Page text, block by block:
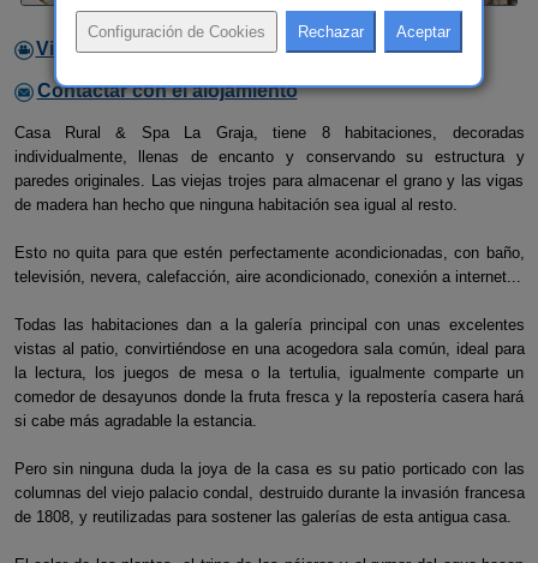
Video
Contactar con el alojamiento
Casa Rural & Spa La Graja, tiene 8 habitaciones, decoradas
individualmente, llenas de encanto y conservando su estructura y
paredes originales. Las viejas trojes para almacenar el grano y las vigas
de madera han hecho que ninguna habitación sea igual al resto.
Esto no quita para que estén perfectamente acondicionadas, con baño,
televisión, nevera, calefacción, aire acondicionado, conexión a internet...
Todas las habitaciones dan a la galería principal con unas excelentes
vistas al patio, convirtiéndose en una acogedora sala común, ideal para
la lectura, los juegos de mesa o la tertulia, igualmente comparte un
comedor de desayunos donde la fruta fresca y la repostería casera hará
si cabe más agradable la estancia.
Pero sin ninguna duda la joya de la casa es su patio porticado con las
columnas del viejo palacio condal, destruido durante la invasión francesa
de 1808, y reutilizadas para sostener las galerías de esta antigua casa.